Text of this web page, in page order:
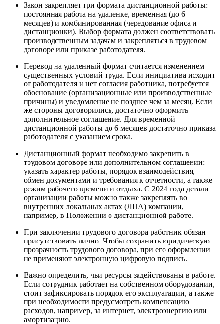
Закон закрепляет три формата дистанционной работы:
постоянная работа на удаленке, временная (до 6
месяцев) и комбинированная (чередование офиса и
дистанционки). Выбор формата должен соответствовать
производственным задачам и закрепляться в трудовом
договоре или приказе работодателя.
Перевод на удаленный формат считается изменением
существенных условий труда. Если инициатива исходит
от работодателя и нет согласия работника, потребуется
обоснование (организационные или производственные
причины) и уведомление не позднее чем за месяц. Если
же стороны договорились, достаточно оформить
дополнительное соглашение. Для временной
дистанционной работы до 6 месяцев достаточно приказа
работодателя с указанием срока.
Дистанционный формат необходимо закрепить в
трудовом договоре или дополнительном соглашении:
указать характер работы, порядок взаимодействия,
обмен документами и требования к отчетности, а также
режим рабочего времени и отдыха. С 2024 года детали
организации работы можно также закреплять во
внутренних локальных актах (ЛПА) компании,
например, в Положении о дистанционной работе.
При заключении трудового договора работник обязан
присутствовать лично. Чтобы сохранить юридическую
прозрачность трудового договора, при его оформлении
не применяют электронную цифровую подпись.
Важно определить, чьи ресурсы задействованы в работе.
Если сотрудник работает на собственном оборудовании,
стоит зафиксировать порядок его эксплуатации, а также
при необходимости предусмотреть компенсацию
расходов, например, за интернет, электроэнергию или
амортизацию.